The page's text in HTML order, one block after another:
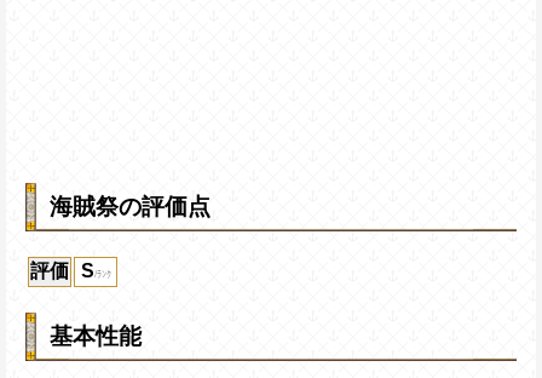
海賊祭の評価点
評価 S
基本性能